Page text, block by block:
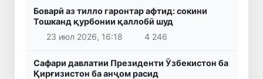
Боварӣ аз тилло гаронтар афтид: сокини
Тошканд қурбонии қаллобӣ шуд
23 июл 2026, 16:18
4 246
Сафари давлатии Президенти Ӯзбекистон ба
Қирғизистон ба анҷом расид